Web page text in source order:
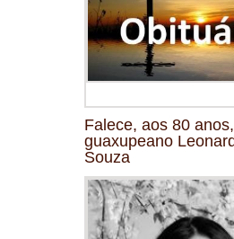
Falece, aos 80
guaxupeano
Souza